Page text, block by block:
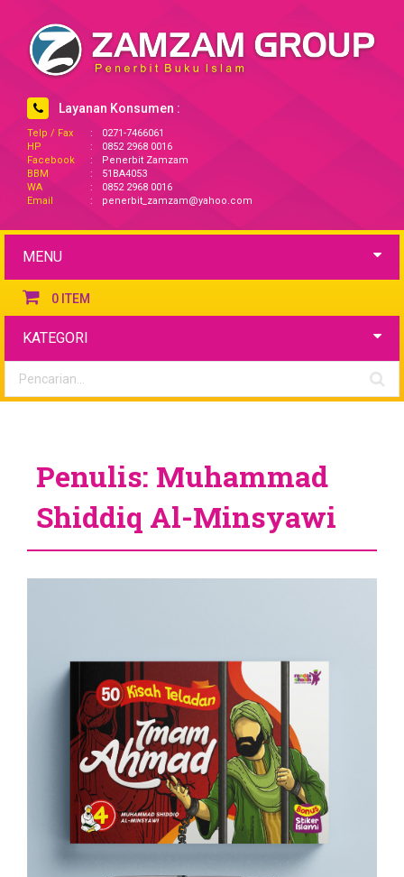
Layanan Konsumen :
Telp / Fax :
0271-7466061
HP
:
0852 2968 0016
Facebook
:
Penerbit Zamzam
BBM
:
51BA4053
WA
:
0852 2968 0016
Email
: penerbit_zamzam@yahoo.com
MENU
0 ITEM
KATEGORI
Penulis: Muhammad
Shiddiq Al-Minsyawi